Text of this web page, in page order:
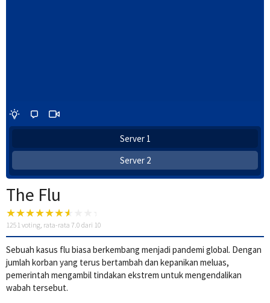
Server 1
Server 2
The Flu
1251 voting, rata-rata 7.0 dari 10
Sebuah kasus flu biasa berkembang menjadi pandemi global. Dengan
jumlah korban yang terus bertambah dan kepanikan meluas,
pemerintah mengambil tindakan ekstrem untuk mengendalikan
wabah tersebut.